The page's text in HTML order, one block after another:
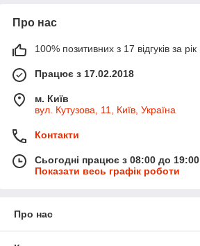
Про нас
100% позитивних з 17 відгуків за рік
Працює з 17.02.2018
м. Київ
вул. Кутузова, 11, Київ, Україна
Контакти
Сьогодні працює з 08:00 до 19:00
Показати весь графік роботи
Про нас